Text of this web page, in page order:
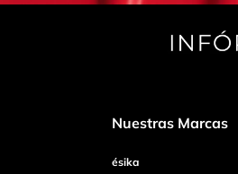
Nuestras Marcas
ésika